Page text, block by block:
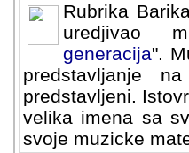
Rubrika
uredjivao
Muzicari
na ovom web
Istovremeno, tim
sa svjetske
materijale.